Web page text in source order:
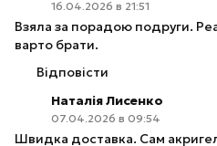
16.04.2026 в 21:51
Взяла за порадою подруги.
варто брати.
Відповісти
Наталія Лисенко
07.04.2026 в 09:54
Швидка доставка. Сам